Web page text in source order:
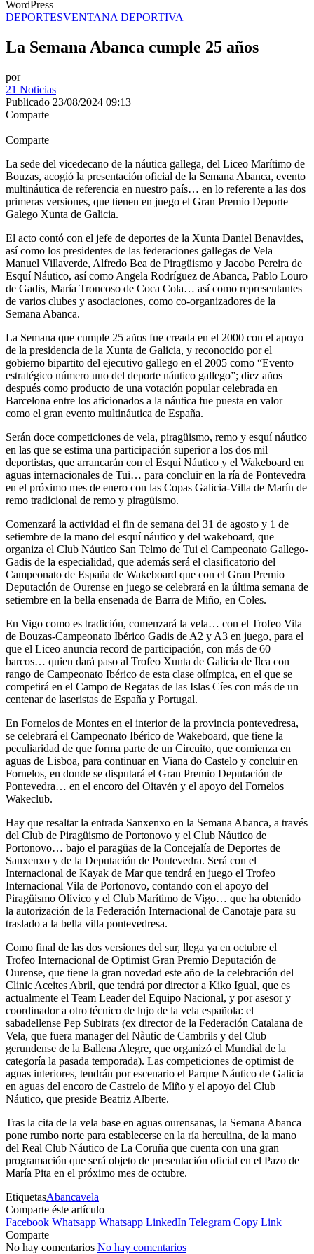
WordPress
DEPORTESVENTANA DEPORTIVA
La Semana Abanca cumple 25 años
por
21 Noticias
Publicado 23/08/2024 09:13
Comparte
Comparte
La sede del vicedecano de la náutica gallega, del Liceo Marítimo de
Bouzas, acogió la presentación oficial de la Semana Abanca, evento
multináutica de referencia en nuestro país… en lo referente a las dos
primeras versiones, que tienen en juego el Gran Premio Deporte
Galego Xunta de Galicia.
El acto contó con el jefe de deportes de la Xunta Daniel Benavides,
así como los presidentes de las federaciones gallegas de Vela
Manuel Villaverde, Alfredo Bea de Piragüismo y Jacobo Pereira de
Esquí Náutico, así como Angela Rodríguez de Abanca, Pablo Louro
de Gadis, María Troncoso de Coca Cola… así como representantes
de varios clubes y asociaciones, como co-organizadores de la
Semana Abanca.
La Semana que cumple 25 años fue creada en el 2000 con el apoyo
de la presidencia de la Xunta de Galicia, y reconocido por el
gobierno bipartito del ejecutivo gallego en el 2005 como “Evento
estratégico número uno del deporte náutico gallego”; diez años
después como producto de una votación popular celebrada en
Barcelona entre los aficionados a la náutica fue puesta en valor
como el gran evento multináutica de España.
Serán doce competiciones de vela, piragüismo, remo y esquí náutico
en las que se estima una participación superior a los dos mil
deportistas, que arrancarán con el Esquí Náutico y el Wakeboard en
aguas internacionales de Tui… para concluir en la ría de Pontevedra
en el próximo mes de enero con las Copas Galicia-Villa de Marín de
remo tradicional de remo y piragüismo.
Comenzará la actividad el fin de semana del 31 de agosto y 1 de
setiembre de la mano del esquí náutico y del wakeboard, que
organiza el Club Náutico San Telmo de Tui el Campeonato Gallego-
Gadis de la especialidad, que además será el clasificatorio del
Campeonato de España de Wakeboard que con el Gran Premio
Deputación de Ourense en juego se celebrará en la última semana de
setiembre en la bella ensenada de Barra de Miño, en Coles.
En Vigo como es tradición, comenzará la vela… con el Trofeo Vila
de Bouzas-Campeonato Ibérico Gadis de A2 y A3 en juego, para el
que el Liceo anuncia record de participación, con más de 60
barcos… quien dará paso al Trofeo Xunta de Galicia de Ilca con
rango de Campeonato Ibérico de esta clase olímpica, en el que se
competirá en el Campo de Regatas de las Islas Cíes con más de un
centenar de laseristas de España y Portugal.
En Fornelos de Montes en el interior de la provincia pontevedresa,
se celebrará el Campeonato Ibérico de Wakeboard, que tiene la
peculiaridad de que forma parte de un Circuito, que comienza en
aguas de Lisboa, para continuar en Viana do Castelo y concluir en
Fornelos, en donde se disputará el Gran Premio Deputación de
Pontevedra… en el encoro del Oitavén y el apoyo del Fornelos
Wakeclub.
Hay que resaltar la entrada Sanxenxo en la Semana Abanca, a través
del Club de Piragüismo de Portonovo y el Club Náutico de
Portonovo… bajo el paragüas de la Concejalía de Deportes de
Sanxenxo y de la Deputación de Pontevedra. Será con el
Internacional de Kayak de Mar que tendrá en juego el Trofeo
Internacional Vila de Portonovo, contando con el apoyo del
Piragüismo Olívico y el Club Marítimo de Vigo… que ha obtenido
la autorización de la Federación Internacional de Canotaje para su
traslado a la bella villa pontevedresa.
Como final de las dos versiones del sur, llega ya en octubre el
Trofeo Internacional de Optimist Gran Premio Deputación de
Ourense, que tiene la gran novedad este año de la celebración del
Clinic Aceites Abril, que tendrá por director a Kiko Igual, que es
actualmente el Team Leader del Equipo Nacional, y por asesor y
coordinador a otro técnico de lujo de la vela española: el
sabadellense Pep Subirats (ex director de la Federación Catalana de
Vela, que fuera manager del Nàutic de Cambrils y del Club
gerundense de la Ballena Alegre, que organizó el Mundial de la
categoría la pasada temporada). Las competiciones de optimist de
aguas interiores, tendrán por escenario el Parque Náutico de Galicia
en aguas del encoro de Castrelo de Miño y el apoyo del Club
Náutico, que preside Beatriz Alberte.
Tras la cita de la vela base en aguas ourensanas, la Semana Abanca
pone rumbo norte para establecerse en la ría herculina, de la mano
del Real Club Náutico de La Coruña que cuenta con una gran
programación que será objeto de presentación oficial en el Pazo de
María Pita en el próximo mes de octubre.
EtiquetasAbancavela
Comparte éste artículo
Facebook Whatsapp Whatsapp LinkedIn Telegram Copy Link
Comparte
No hay comentarios No hay comentarios